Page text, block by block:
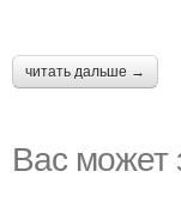
читать дальше →
Вас может